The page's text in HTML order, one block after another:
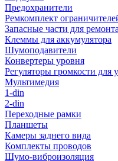
Предохранители
Ремкомплект
Запасные части для ремонта
Клеммы для аккумулятора
Шумоподавители
Конвертеры уровня
Регуляторы громкости для
Мультимедия
1-din
2-din
Переходные рамки
Планшеты
Камеры заднего вида
Комплекты проводов
Шумо-виброизоляция